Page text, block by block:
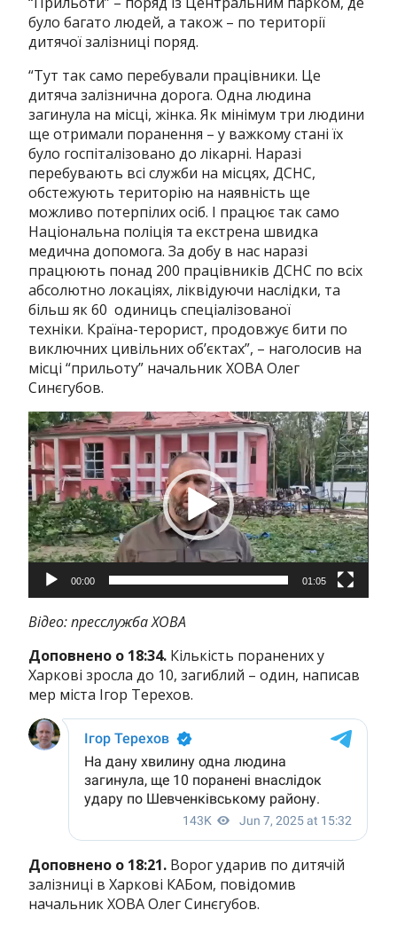
було багато людей, а також – по території
дитячої залізниці поряд.
“Тут так само перебували працівники. Це
дитяча залізнична дорога. Одна людина
загинула на місці, жінка. Як мінімум три людини
ще отримали поранення – у важкому стані їх
було госпіталізовано до лікарні. Наразі
перебувають всі служби на місцях, ДСНС,
обстежують територію на наявність ще
можливо потерпілих осіб. І працює так само
Національна поліція та екстрена швидка
медична допомога. За добу в нас наразі
працюють понад 200 працівників ДСНС по всіх
абсолютно локаціях, ліквідуючи наслідки, та
більш як 60 одиниць спеціалізованої
техніки. Країна-терорист, продовжує бити по
виключних цивільних об’єктах”, – наголосив на
місці “прильоту” начальник ХОВА Олег
Синєгубов.
Відеопрогравач
00:00 01:05
Відео: пресслужба ХОВА
Доповнено о 18:34. Кількість поранених у
Харкові зросла до 10, загиблий – один, написав
мер міста Ігор Терехов.
Доповнено о 18:21. Ворог ударив по дитячій
залізниці в Харкові КАБом, повідомив
начальник ХОВА Олег Синєгубов.